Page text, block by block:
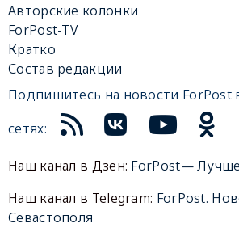
Авторские колонки
ForPost-TV
Кратко
Состав редакции
Подпишитесь на новости ForPost
сетях:
Наш канал в Дзен: ForPost—
Наш канал в Telegram: ForPost.
Севастополя